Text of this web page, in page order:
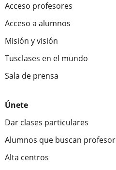
Acceso profesores
Acceso a alumnos
Misión y visión
Tusclases en el mundo
Sala de prensa
Únete
Dar clases particulares
Alumnos que buscan profesor
Alta centros